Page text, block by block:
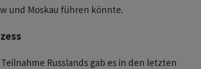
und Moskau führen könnte.
Russlands gab es in den letzten